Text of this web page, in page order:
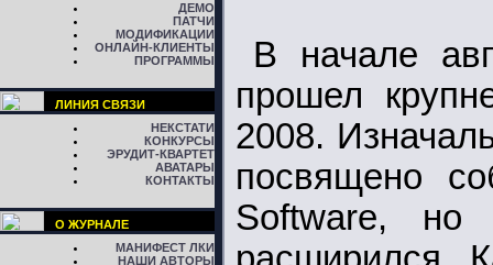
ДЕМО
ПАТЧИ
МОДИФИКАЦИИ
ОНЛАЙН-КЛИЕНТЫ
ПРОГРАММЫ
ЛИНИЯ СВЯЗИ
НЕКСТАТИ
КОНКУРСЫ
ЭРУДИТ-КВАРТЕТ
АВАТАРЫ
КОНТАКТЫ
О ЖУРНАЛЕ
МАНИФЕСТ ЛКИ
НАШИ АВТОРЫ
В начале
прошел
2008.
посвящено
Software, но